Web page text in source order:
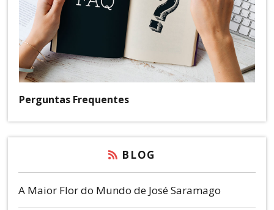
Perguntas Frequentes
BLOG
A Maior Flor do Mundo de José Saramago